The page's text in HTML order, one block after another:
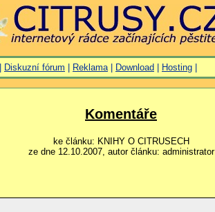
Diskuzní fórum Reklama| Download Hosting
Komentáře
ke článku: KNIHY O CITRUSECH
ze dne 12.10.2007, autor článku: administrator